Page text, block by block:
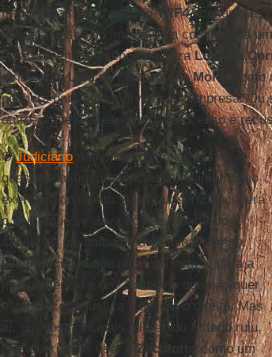
fraude. Mas, se o mesmoTRF4aceitar que,
define a posse do imóvel, fica configurada
então recente sentença da juízaLuciana
atribuído aLulana sentença deMoro , como
penhora para saldar dívidas da empresa.
outro; o que é aceito em um processo é
OJudiciárionão pode funcionar assim. A
questão da jurisprudência é fundamental ao
exercício do direito. Aliás, jurisprudência era
o nome que se dava ao que a partir do
século 19 passamos a denominar Direito.
UmJudiciário que não está nem aí para a
jurisprudência é um Judiciário que não quer
estabelecer a justiça e aplicar o direito. Mas
aí, um dos principais pilares do Estado ruiu.
Nós queríamos usar o Zucolotto
como um